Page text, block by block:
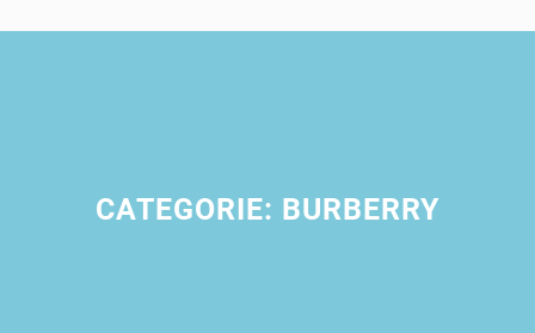
CATEGORIE: BURBERRY